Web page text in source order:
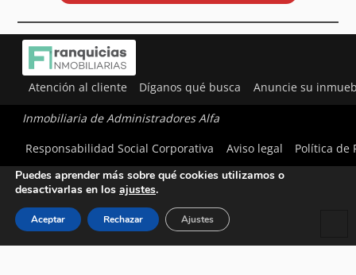
Atención al cliente Díganos qué busca Anuncie su
Inmobiliaria de Administradores Alfa
Responsabilidad Social Corporativa
Aviso legal Política de
Utilizamos cookies para ofrecerte la mejor experiencia en
Puedes aprender más sobre qué cookies utilizamos o
desactivarlas en los ajustes.
Aceptar Rechazar Ajustes